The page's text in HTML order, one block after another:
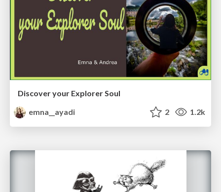
Discover your Explorer Soul
emna__ayadi
2 1.2k